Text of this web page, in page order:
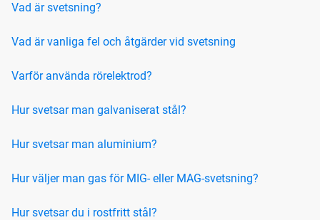
Vad är svetsning?
Vad är vanliga fel och åtgärder vid svetsning
Varför använda rörelektrod?
Hur svetsar man galvaniserat stål?
Hur svetsar man aluminium?
Hur väljer man gas för MIG- eller MAG-svetsning?
Hur svetsar du i rostfritt stål?